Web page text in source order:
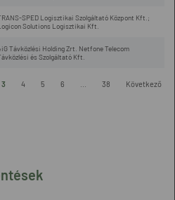
SPED Logisztikai Szolgáltató Központ Kft.;
Solutions Logisztikai Kft.
Távközlési Holding Zrt. Netfone Telecom
és Szolgáltató Kft.
3 4 5 6 38 Következő